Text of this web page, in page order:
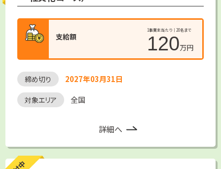
支給額
1事業主当たり｜20名まで
120万円
締め切り 2027年03月31日
対象エリア 全国
詳細へ